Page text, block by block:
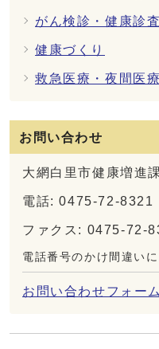
がん検診・健康診査
健康づくり
救急医療・夜間医療
お問い合わせ
大網白里市健康増進
電話: 0475-72-8321
ファクス: 0475-72-
電話番号のかけ間違い
お問い合わせフォーム